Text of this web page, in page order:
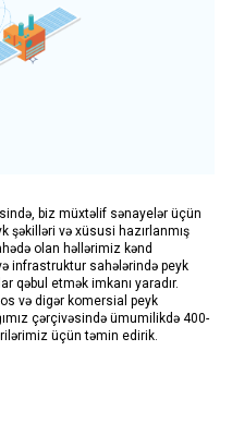
biz müxtəlif sənayelər üçün
şəkilləri və xüsusi hazırlanmış
olan həllərimiz kənd
infrastruktur sahələrində peyk
qəbul etmək imkanı yaradır.
və digər komersial peyk
çərçivəsində ümumilikdə 400-
üçün təmin edirik.